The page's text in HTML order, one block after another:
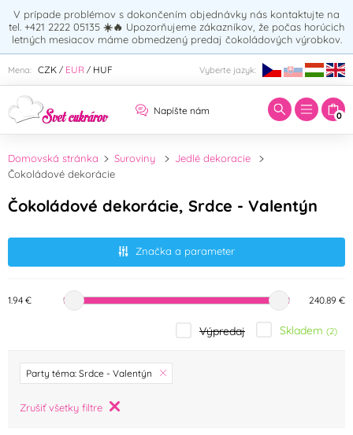
V prípade problémov s dokončením objednávky nás kontaktujte na
tel. +421 2222 05135 ☀️🔥 Upozorňujeme zákazníkov, že počas horúcich
letných mesiacov máme obmedzený predaj čokoládových výrobkov.
Mena: CZK / EUR / HUF Vyberte jazyk:
Napíšte nám 0
Zadajte hľadaný výraz:
Domovská stránka Suroviny
Jedlé dekoracie
Čokoládové dekorácie
Čokoládové dekorácie, Srdce - Valentýn
Značka a parameter
značka
Barbara Luijckx
1.94 € 240.89 €
Výpredaj Skladem (2)
Party téma: Srdce - Valentýn
Zrušiť všetky filtre